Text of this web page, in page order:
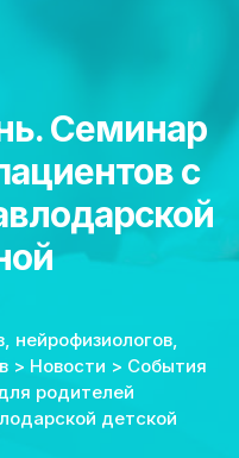
Семинар
с
нейрофизиологов,
> Новости > События
родителей
детской